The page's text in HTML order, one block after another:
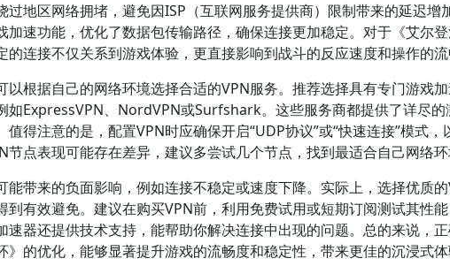
过地区网络拥堵，避免因ISP（互联网服务提供商）限制带来的延迟增
加速功能，优化了数据包传输路径，确保连接更加稳定。对于《艾尔
的连接不仅关系到游戏体验，更直接影响到战斗的反应速度和操作的流
以根据自己的网络环境选择合适的VPN服务。推荐选择具有专门游戏
如ExpressVPN、NordVPN或Surfshark。这些服务商都提供了详尽的
得注意的是，配置VPN时应确保开启“UDP协议”或“快速连接”模式，
节点表现可能存在差异，建议多尝试几个节点，找到最适合自己网络环
能带来的负面影响，例如连接不稳定或速度下降。实际上，选择优质
到有效避免。建议在购买VPN前，利用免费试用或短期订阅测试其性
速器还提供技术支持，能帮助你解决连接中出现的问题。总的来说，
》的优化，能够显著提升游戏的流畅度和稳定性，带来更佳的沉浸式体